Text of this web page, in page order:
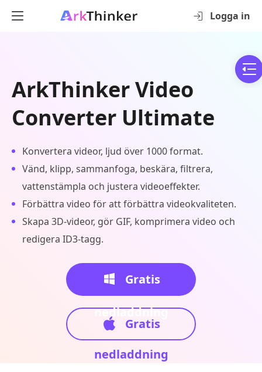
Logga in
ArkThinker Video
Converter Ultimate
Konvertera videor, ljud över 1000 format.
Vänd, klipp, sammanfoga, beskära, filtrera,
vattenstämpla och justera videoeffekter.
Förbättra video för att förbättra videokvaliteten.
Skapa 3D-videor, gör GIF, komprimera video och
redigera ID3-tagg.
Gratis
nedladdning
Gratis
nedladdning